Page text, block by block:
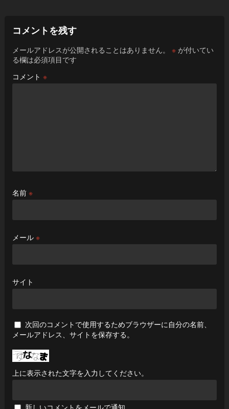
コメントを残す
メールアドレスが公開されることはありません。 ※が付いてい
る欄は必須項目です
コメント ※
名前 ※
メール ※
サイト
次回のコメントで使用するためブラウザーに自分の名前、
メールアドレス、サイトを保存する。
上に表示された文字を入力してください。
新しいコメントをメールで通知